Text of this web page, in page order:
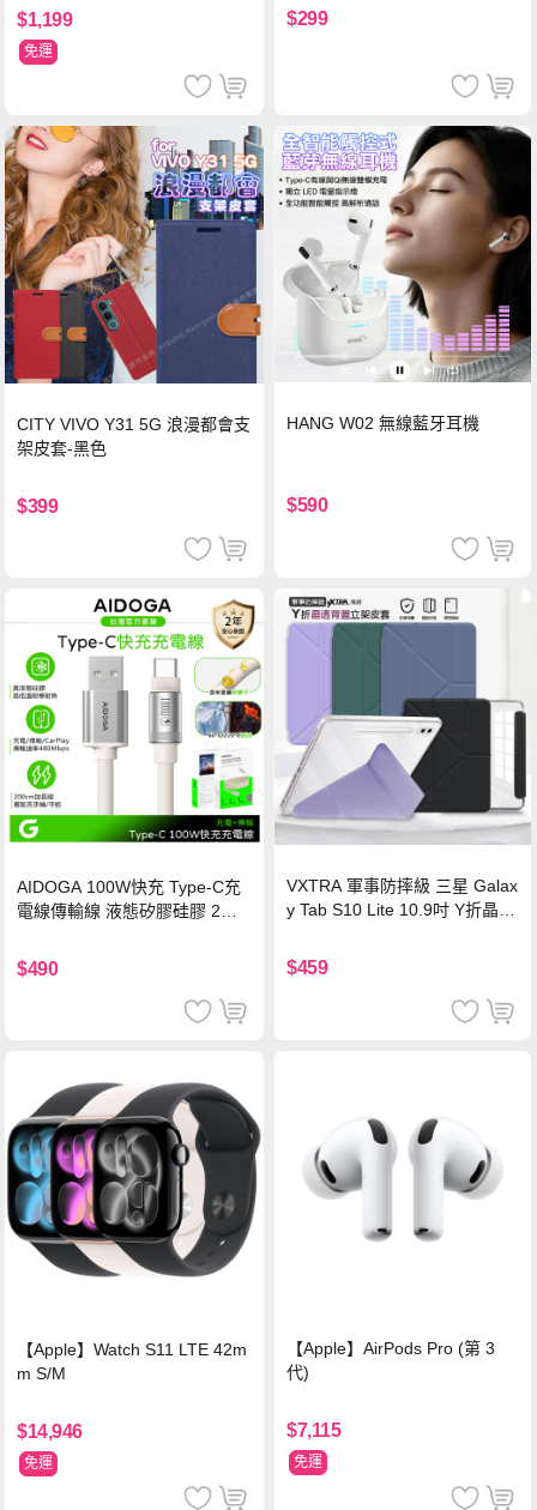
$1,199
免運
$299
CITY VIVO Y31 5G 浪漫都會支
架皮套-黑色
$399
HANG W02 無線藍牙耳機
$590
AIDOGA 100W快充 Type-C充
電線傳輸線 液態矽膠硅膠 2M
$490
VXTRA 軍事防摔級 三星 Galax
y Tab S10 Lite 10.9吋 Y折晶透
$459
【Apple】Watch S11 LTE 42m
m S/M
$14,946
免運
【Apple】AirPods Pro (第 3
代)
$7,115
免運